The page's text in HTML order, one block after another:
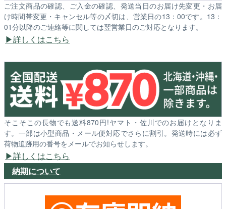
ご注文商品の確認、ご入金の確認、発送当日のお届け先変更・お届
け時間帯変更・キャンセル等の〆切は、営業日の13：00です。13：
01分以降のご連絡等に関しては翌営業日のご対応となります。
詳しくはこちら
そこそこの長物でも送料870円!ヤマト・佐川でのお届けとなりま
す。一部は小型商品・メール便対応でさらに割引。発送時には必ず
荷物追跡用の番号をメールでお知らせします。
詳しくはこちら
納期について